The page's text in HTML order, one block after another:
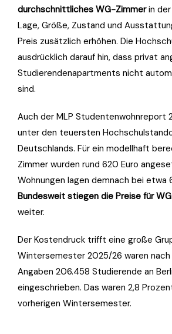
durchschnittliches WG-Zimmerin
Lage, Größe, Zustand und
Preis zusätzlich erhöhen. Die
ausdrücklich darauf hin, dass privat
Studierendenapartments nicht
sind.
Auch der MLP Studentenwohnreport
unter den teuersten
Deutschlands. Für ein modellhaft
Zimmer wurden rund 620 Euro
Wohnungen lagen demnach bei etwa
Bundesweit stiegen die Preise für
weiter.
Der Kostendruck trifft eine große
Wintersemester 2025/26 waren nach
Angaben 206.458 Studierende an
eingeschrieben. Das waren 2,8
vorherigen Wintersemester.